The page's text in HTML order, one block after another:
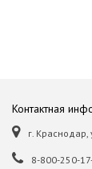
Контактная
г. Краснодар,
8-800-250-